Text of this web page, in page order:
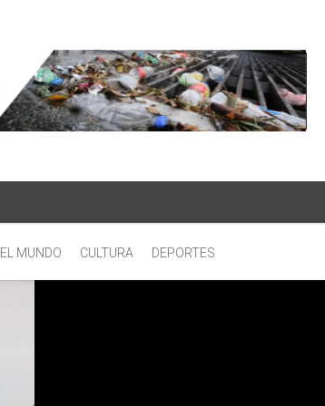
EL MUNDO CULTURA DEPORTES